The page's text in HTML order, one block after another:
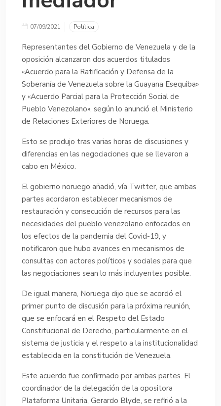
07/09/2021 Política
Representantes del Gobierno de Venezuela y de la
oposición alcanzaron dos acuerdos titulados
«Acuerdo para la Ratificación y Defensa de la
Soberanía de Venezuela sobre la Guayana Esequiba»
y «Acuerdo Parcial para la Protección Social de
Pueblo Venezolano», según lo anunció el Ministerio
de Relaciones Exteriores de Noruega.
Esto se produjo tras varias horas de discusiones y
diferencias en las negociaciones que se llevaron a
cabo en México.
El gobierno noruego añadió, vía Twitter, que ambas
partes acordaron establecer mecanismos de
restauración y consecución de recursos para las
necesidades del pueblo venezolano enfocados en
los efectos de la pandemia del Covid-19, y
notificaron que hubo avances en mecanismos de
consultas con actores políticos y sociales para que
las negociaciones sean lo más incluyentes posible.
De igual manera, Noruega dijo que se acordó el
primer punto de discusión para la próxima reunión,
que se enfocará en el Respeto del Estado
Constitucional de Derecho, particularmente en el
sistema de justicia y el respeto a la institucionalidad
establecida en la constitución de Venezuela.
Este acuerdo fue confirmado por ambas partes. El
coordinador de la delegación de la opositora
Plataforma Unitaria, Gerardo Blyde, se refirió a la